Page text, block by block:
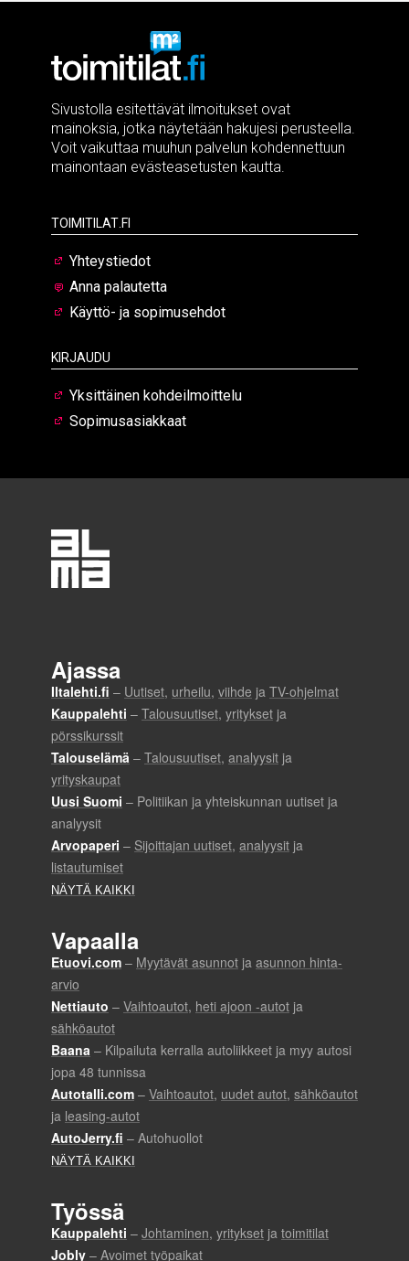
Sivustolla esitettävät ilmoitukset ovat
mainoksia, jotka näytetään hakujesi perusteella.
Voit vaikuttaa muuhun palvelun kohdennettuun
mainontaan evästeasetusten kautta.
Toimitilat.fi
Yhteystiedot
Anna palautetta
Käyttö- ja sopimusehdot
Kirjaudu
Yksittäinen kohdeilmoittelu
Sopimusasiakkaat